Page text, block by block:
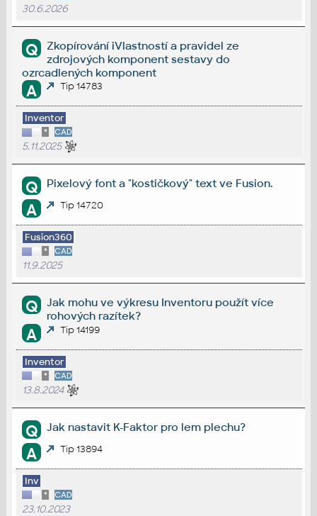
30.6.2026
Q
Zkopírování iVlastností a pravidel ze
zdrojových komponent sestavy do
ozrcadlených komponent
A Tip 14783
Inventor
* CAD
5.11.2025
Q Pixelový font a "kostičkový" text ve Fusion.
A Tip 14720
Fusion360
* CAD
11.9.2025
Q
Jak mohu ve výkresu Inventoru použít více
rohových razítek?
A Tip 14199
Inventor
* CAD
13.8.2024
Q Jak nastavit K-Faktor pro lem plechu?
A Tip 13894
Inv
* CAD
23.10.2023